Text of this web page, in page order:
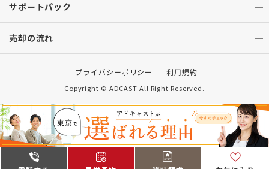
サポートパック
売却の流れ
プライバシーポリシー 利用規約
Copyright © ADCAST All Right Reserved.